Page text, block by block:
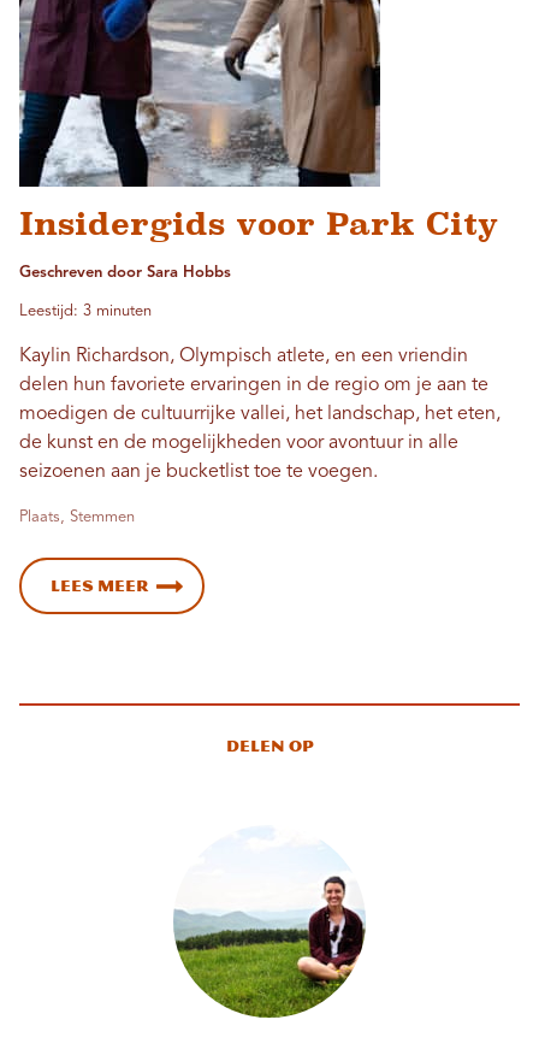
Insidergids voor Park City
Geschreven door Sara Hobbs
Leestijd: 3 minuten
Kaylin Richardson, Olympisch atlete, en een vriendin
delen hun favoriete ervaringen in de regio om je aan te
moedigen de cultuurrijke vallei, het landschap, het eten,
de kunst en de mogelijkheden voor avontuur in alle
seizoenen aan je bucketlist toe te voegen.
Plaats, Stemmen
Lees meer
Delen op